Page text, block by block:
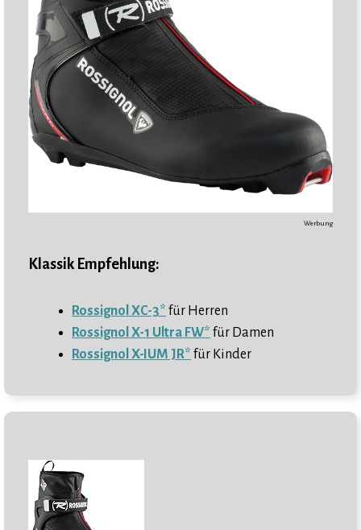
Werbung
Klassik Empfehlung:
Rossignol XC-3* für Herren
Rossignol X-1 Ultra FW* für Damen
Rossignol X-IUM JR* für Kinder